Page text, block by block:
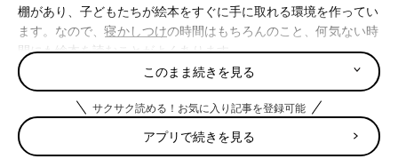
棚があり、子どもたちが絵本をすぐに手に取れる環境を作ってい
ます。なので、寝かしつけの時間はもちろんのこと、何気ない時
間にも絵本を読むことがよくあります。
読み聞かせのとき、ついつい大人は絵本の絵ではなく文字ばかり
を見てしまいがち。でも、絵から伝わる情報はたくさんあるの
で、私は子どもたちと同じ目線で絵もしっかり見て、絵本を楽し
むように心がけています。
このまま続きを見る
サクサク読める！お気に入り記事を登録可能
アプリで続きを見る